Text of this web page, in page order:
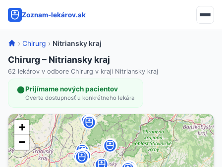
Zoznam-lekárov.sk
› Chirurg › Nitriansky kraj
Chirurg – Nitriansky kraj
62 lekárov v odbore Chirurg v kraji Nitriansky kraj
Prijímame nových pacientov
Overte dostupnosť u konkrétneho lekára
+
−